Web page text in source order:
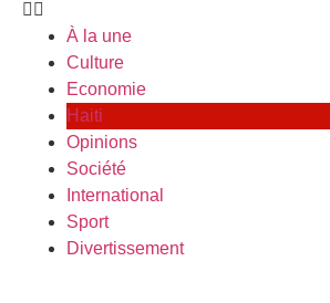
À la une
Culture
Economie
Haiti
Opinions
Société
International
Sport
Divertissement